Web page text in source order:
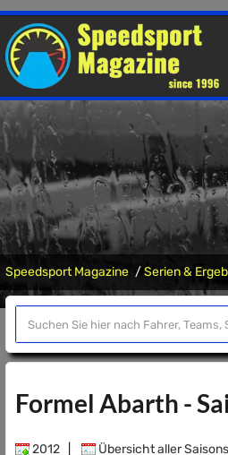
Speedsport Magazine Serien &
Formel Abarth -
2012 Übersicht aller Saisons